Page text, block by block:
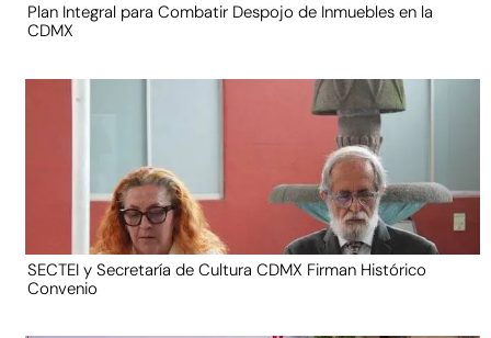
Plan Integral para Combatir Despojo de Inmuebles en la
CDMX
SECTEI y Secretaría de Cultura CDMX Firman Histórico
Convenio